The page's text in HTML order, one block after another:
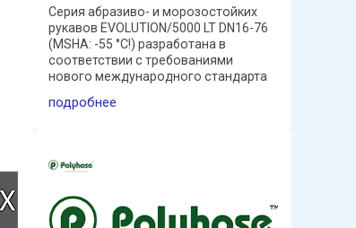
Серия абразиво- и морозостойких
рукавов EVOLUTION/5000 LT DN16-76
(MSHA: -55 °C!) разработана в
соответствии с требованиями
нового международного стандарта
ISO 18752, значительно
превосходящего традиционные
подробнее